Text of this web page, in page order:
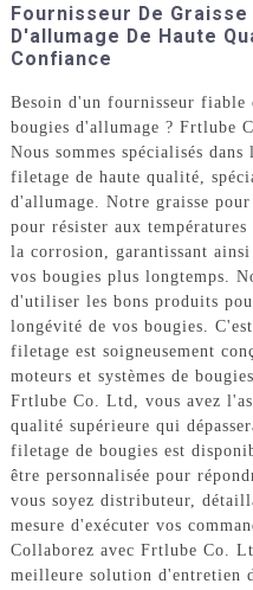
Fournisseur De
D'allumage De Haute
Confiance
Besoin d'un fournisseur fiable
bougies d'allumage ? Frtlube
Nous sommes spécialisés
filetage de haute qualité,
d'allumage. Notre graisse
pour résister aux
la corrosion, garantissant
vos bougies plus longtemps.
d'utiliser les bons produits
longévité de vos bougies.
filetage est soigneusement
moteurs et systèmes de
Frtlube Co. Ltd, vous avez
qualité supérieure qui
filetage de bougies est
être personnalisée pour
vous soyez distributeur,
mesure d'exécuter vos
Collaborez avec Frtlube Co.
meilleure solution d'entretien